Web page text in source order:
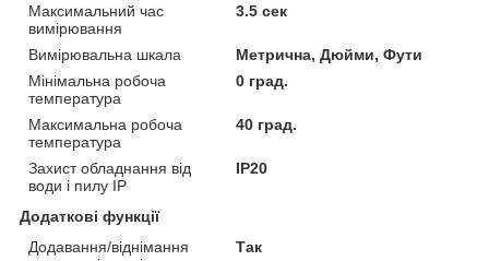
Максимальний час
вимірювання
3.5 сек
Вимірювальна шкала
Метрична, Дюйми, Фути
Мінімальна робоча
температура
0 град.
Максимальна робоча
температура
40 град.
Захист обладнання від
води і пилу IP
IP20
Додаткові функції
Додавання/віднімання
Так